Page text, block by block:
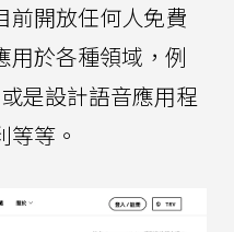
前開放任何人免費
用於各種領域，例
或是設計語音應用程
等。